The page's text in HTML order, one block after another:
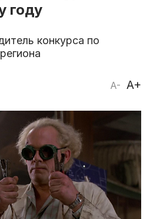
году
конкурса по
A- A+